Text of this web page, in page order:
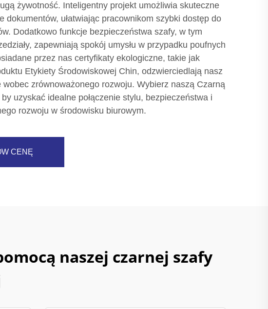
żywotność. Inteligentny projekt umożliwia skuteczne
dokumentów, ułatwiając pracownikom szybki dostęp do
Dodatkowo funkcje bezpieczeństwa szafy, w tym
zapewniają spokój umysłu w przypadku poufnych
przez nas certyfikaty ekologiczne, takie jak
Etykiety Środowiskowej Chin, odzwierciedlają nasz
wobec zrównoważonego rozwoju. Wybierz naszą Czarną
uzyskać idealne połączenie stylu, bezpieczeństwa i
rozwoju w środowisku biurowym.
CENĘ
naszej czarnej szafy